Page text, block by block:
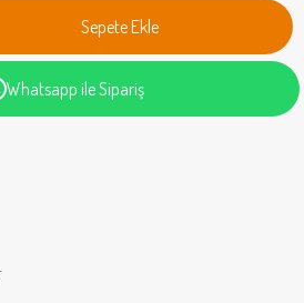
Whatsapp ile Sipariş